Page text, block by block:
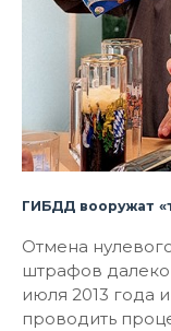
ГИБДД вооружат
Отмена
штрафов далеко
июля 2013 года
проводить